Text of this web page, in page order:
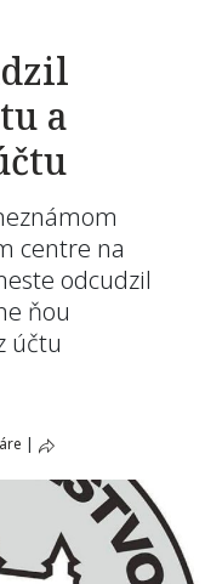
a
centre na
odcudzil
ňou
účtu
|